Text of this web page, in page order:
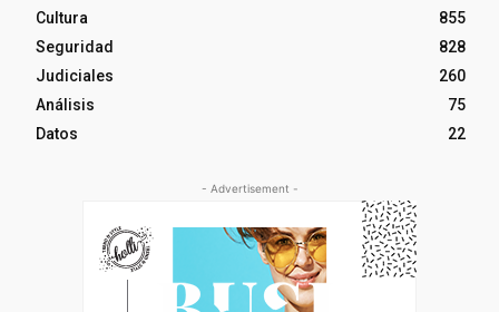
Cultura
855
Seguridad
828
Judiciales
260
Análisis
75
Datos
22
- Advertisement -